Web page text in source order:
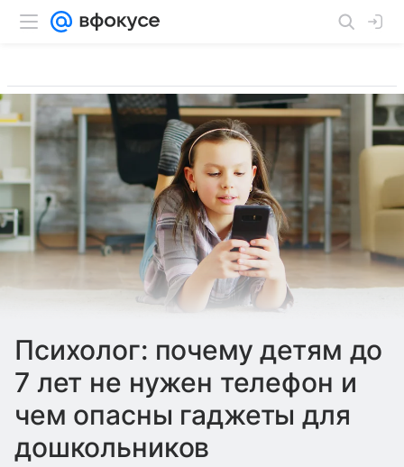
Психолог: почему детям до
7 лет не нужен телефон и
чем опасны гаджеты для
дошкольников